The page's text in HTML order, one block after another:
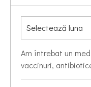
Am întrebat un
vaccinuri,